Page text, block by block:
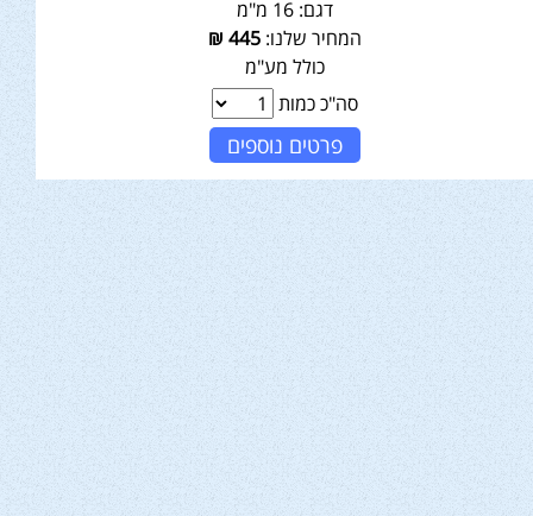
דגם: 16 מ"מ
המחיר שלנו:445
₪
כולל מע"מ
סה"כ כמות
פרטים נוספים